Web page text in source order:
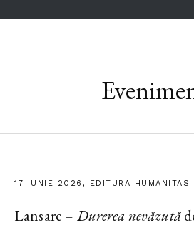
17 IUNIE 2026, EDITURA HUMANITAS
Lansare – Durerea nevăzută